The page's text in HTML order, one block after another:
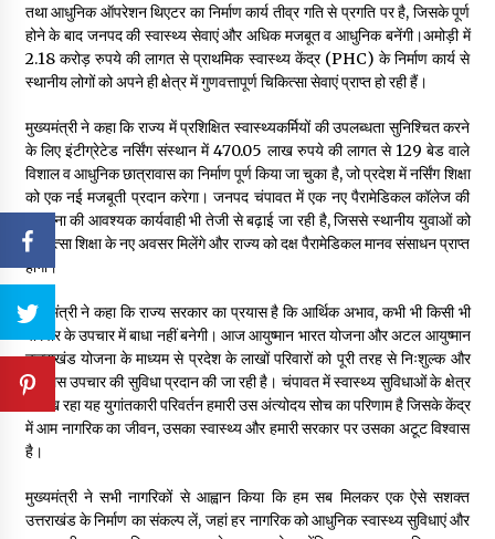
तथा आधुनिक ऑपरेशन थिएटर का निर्माण कार्य तीव्र गति से प्रगति पर है, जिसके पूर्ण
होने के बाद जनपद की स्वास्थ्य सेवाएं और अधिक मजबूत व आधुनिक बनेंगी।अमोड़ी में
2.18 करोड़ रुपये की लागत से प्राथमिक स्वास्थ्य केंद्र (PHC) के निर्माण कार्य से
स्थानीय लोगों को अपने ही क्षेत्र में गुणवत्तापूर्ण चिकित्सा सेवाएं प्राप्त हो रही हैं।
मुख्यमंत्री ने कहा कि राज्य में प्रशिक्षित स्वास्थ्यकर्मियों की उपलब्धता सुनिश्चित करने
के लिए इंटीग्रेटेड नर्सिंग संस्थान में 470.05 लाख रुपये की लागत से 129 बेड वाले
विशाल व आधुनिक छात्रावास का निर्माण पूर्ण किया जा चुका है, जो प्रदेश में नर्सिंग शिक्षा
को एक नई मजबूती प्रदान करेगा। जनपद चंपावत में एक नए पैरामेडिकल कॉलेज की
स्थापना की आवश्यक कार्यवाही भी तेजी से बढ़ाई जा रही है, जिससे स्थानीय युवाओं को
चिकित्सा शिक्षा के नए अवसर मिलेंगे और राज्य को दक्ष पैरामेडिकल मानव संसाधन प्राप्त
होगा।
मुख्यमंत्री ने कहा कि राज्य सरकार का प्रयास है कि आर्थिक अभाव, कभी भी किसी भी
परिवार के उपचार में बाधा नहीं बनेगी। आज आयुष्मान भारत योजना और अटल आयुष्मान
उत्तराखंड योजना के माध्यम से प्रदेश के लाखों परिवारों को पूरी तरह से निःशुल्क और
कैशलेस उपचार की सुविधा प्रदान की जा रही है। चंपावत में स्वास्थ्य सुविधाओं के क्षेत्र
में दिख रहा यह युगांतकारी परिवर्तन हमारी उस अंत्योदय सोच का परिणाम है जिसके केंद्र
में आम नागरिक का जीवन, उसका स्वास्थ्य और हमारी सरकार पर उसका अटूट विश्वास
है।
मुख्यमंत्री ने सभी नागरिकों से आह्वान किया कि हम सब मिलकर एक ऐसे सशक्त
उत्तराखंड के निर्माण का संकल्प लें, जहां हर नागरिक को आधुनिक स्वास्थ्य सुविधाएं और